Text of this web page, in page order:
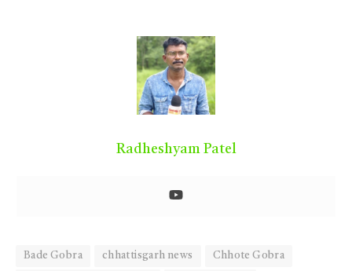
Radheshyam Patel
Bade Gobra chhattisgarh news Chhote Gobra